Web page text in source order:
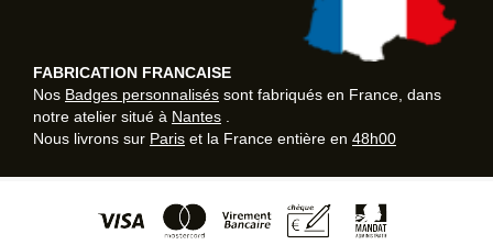
FABRICATION FRANCAISE
Nos Badges personnalisés sont fabriqués en France, dans
notre atelier situé à Nantes
Nous livrons sur Paris et la France entière en 48h00